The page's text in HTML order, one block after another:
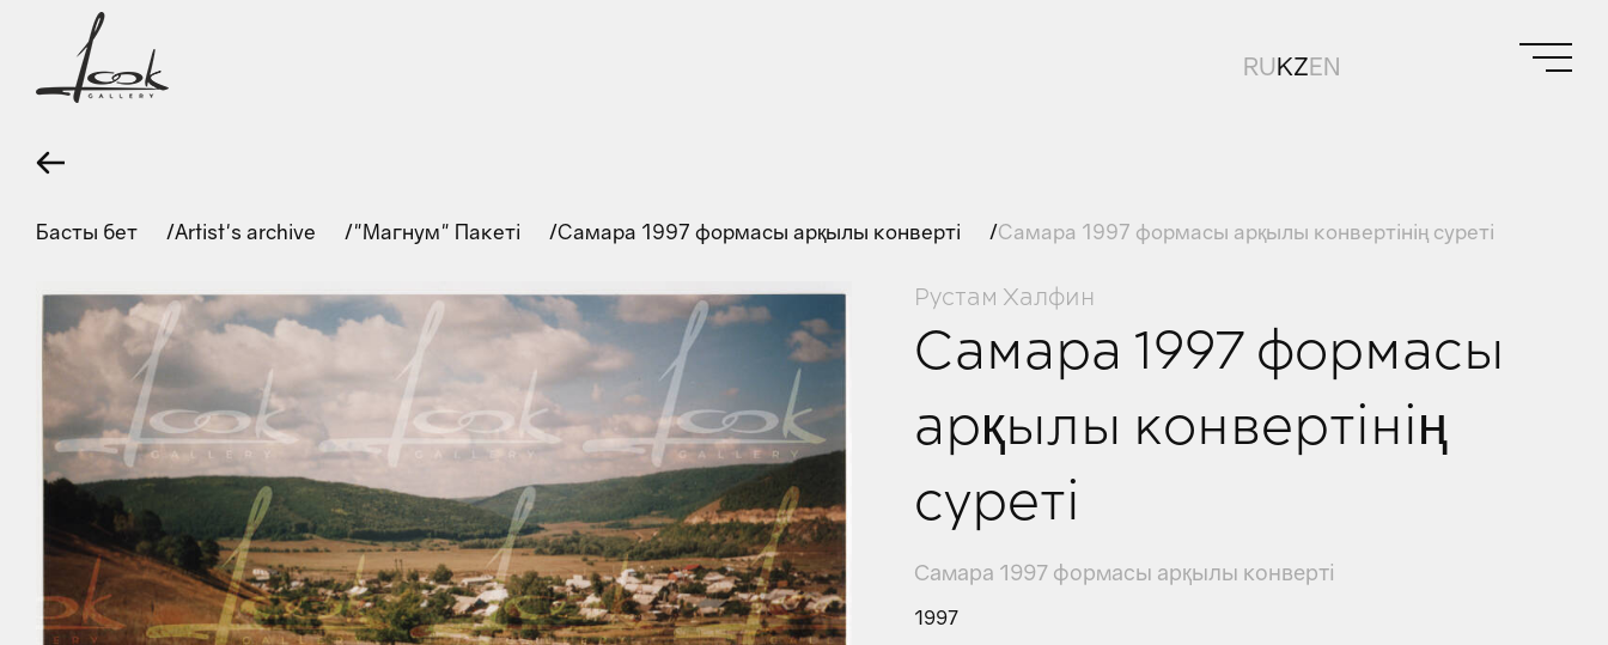
RUKZEN
Басты бет Artist's archive "Магнум" Пакеті Самара 1997 формасы арқылы конверті Самара 1997 формасы арқылы конвертінің суреті
Рустам Халфин
Самара 1997 формасы
арқылы конвертінің
суреті
Самара 1997 формасы арқылы конверті
1997